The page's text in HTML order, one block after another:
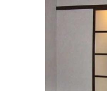
Амбарная дверь